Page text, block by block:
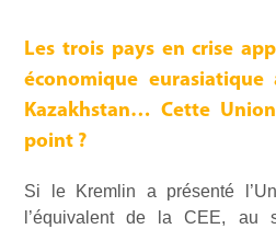
Les trois pays en crise
économique
Kazakhstan… Cette
point ?
Si le Kremlin a présenté
l’équivalent de la CEE, au